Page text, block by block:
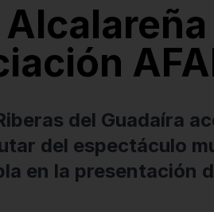
del Guadaíra
del espectáculo
en la presentación